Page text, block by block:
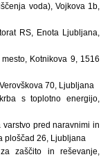
voda), Vojkova 1b,
RS, Enota Ljubljana,
Kotnikova 9, 1516
70, Ljubljana
s toplotno energijo,
varstvo pred naravnimi in
ploščad 26, Ljubljana
zaščito in reševanje,